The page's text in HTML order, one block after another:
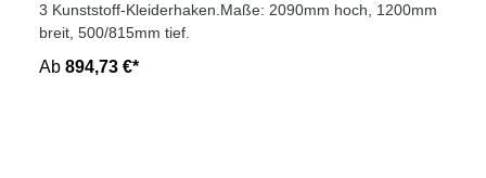
3 Kunststoff-Kleiderhaken.Maße: 2090mm hoch, 1200mm
breit, 500/815mm tief.
Ab 894,73 €*